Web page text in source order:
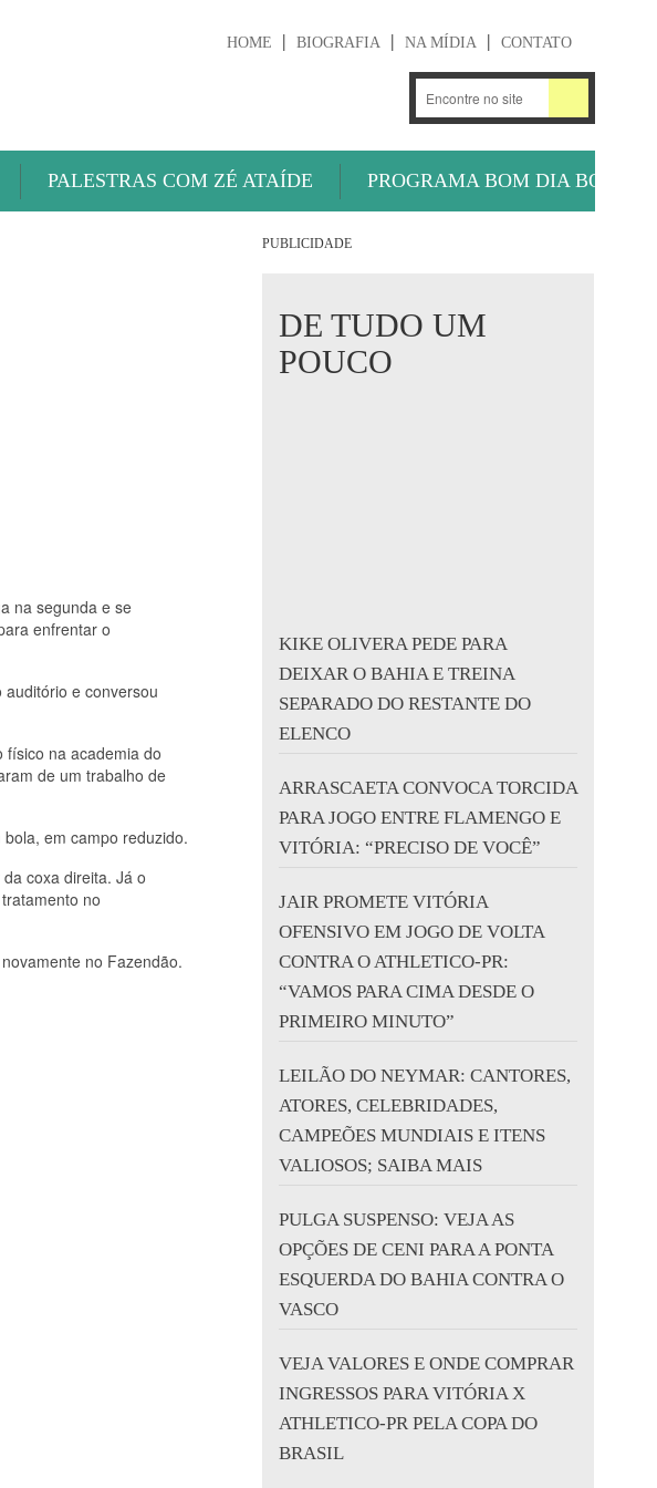
HOME BIOGRAFIA NA MÍDIA CONTATO
PALESTRAS COM ZÉ ATAÍDE PROGRAMA BOM DIA BOLA
na segunda e se
enfrentar o
e conversou
físico na academia do
de um trabalho de
em campo reduzido.
coxa direita. Já o
no
no Fazendão.
PUBLICIDADE
DE TUDO UM
POUCO
KIKE OLIVERA PEDE PARA
DEIXAR O BAHIA E TREINA
SEPARADO DO RESTANTE DO
ELENCO
ARRASCAETA CONVOCA TORCIDA
PARA JOGO ENTRE FLAMENGO E
VITÓRIA: “PRECISO DE VOCÊ”
JAIR PROMETE VITÓRIA
OFENSIVO EM JOGO DE VOLTA
CONTRA O ATHLETICO-PR:
“VAMOS PARA CIMA DESDE O
PRIMEIRO MINUTO”
LEILÃO DO NEYMAR: CANTORES,
ATORES, CELEBRIDADES,
CAMPEÕES MUNDIAIS E ITENS
VALIOSOS; SAIBA MAIS
PULGA SUSPENSO: VEJA AS
OPÇÕES DE CENI PARA A PONTA
ESQUERDA DO BAHIA CONTRA O
VASCO
VEJA VALORES E ONDE COMPRAR
INGRESSOS PARA VITÓRIA X
ATHLETICO-PR PELA COPA DO
BRASIL